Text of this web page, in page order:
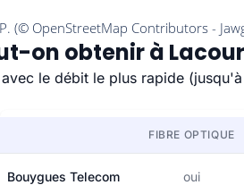
on obtenir à
le débit le plus rapide
FIBRE OPTIQUE
Bouygues Telecom oui